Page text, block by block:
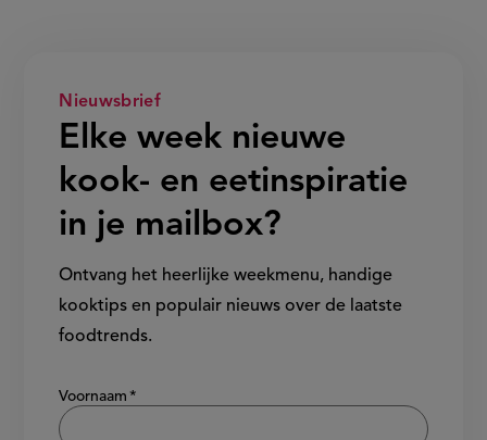
Nieuwsbrief
Elke week nieuwe
kook- en eetinspiratie
in je mailbox?
Ontvang het heerlijke weekmenu, handige
kooktips en populair nieuws over de laatste
foodtrends.
Show/hide
Voornaam